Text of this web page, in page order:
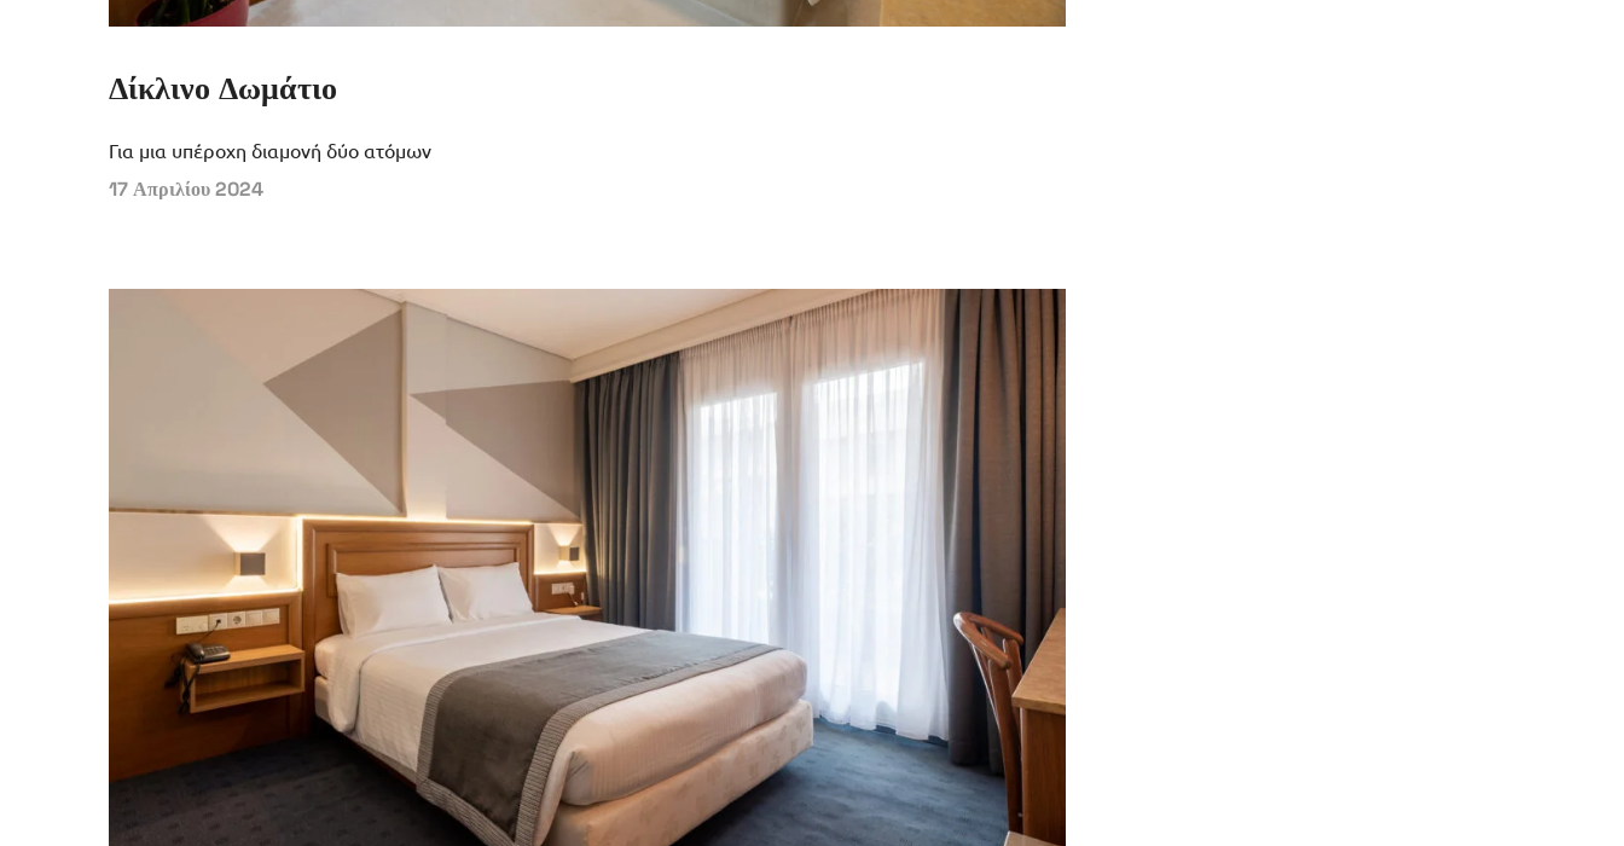
Δίκλινο Δωμάτιο
Για μια υπέροχη διαμονή δύο ατόμων
17 Απριλίου 2024